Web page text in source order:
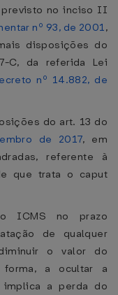
no inciso II
nº 93, de 2001,
disposições do
C, da referida Lei
nº 14.882, de
do art. 13 do
de 2017, em
referente à
que trata o caput
ICMS no prazo
de qualquer
o valor do
a ocultar a
implica a perda do